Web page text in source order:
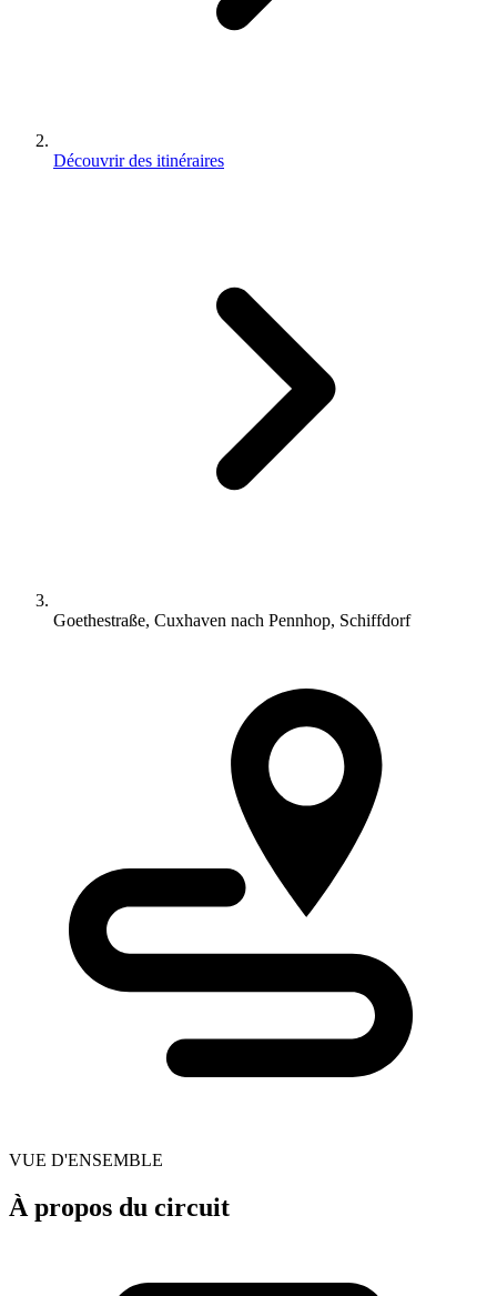
Découvrir des itinéraires
Goethestraße, Cuxhaven nach Pennhop, Schiffdorf
VUE D'ENSEMBLE
À propos du circuit